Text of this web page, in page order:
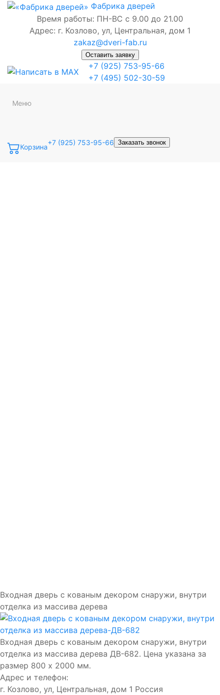
Фабрика дверей
Время работы: ПН-ВС с 9.00 до 21.00
Адрес: г. Козлово, ул, Центральная, дом 1
zakaz@dveri-fab.ru
Оставить заявку
+7 (925) 753-95-66
+7 (495) 502-30-59
Меню
Корзина
+7 (925) 753-95-66 Заказать звонок
Входная дверь с кованым декором снаружи, внутри
отделка из массива дерева
Входная дверь с кованым декором снаружи, внутри
отделка из массива дерева ДВ-682. Цена указана за
размер 800 х 2000 мм.
Адрес и телефон:
г. Козлово, ул, Центральная, дом 1 Россия